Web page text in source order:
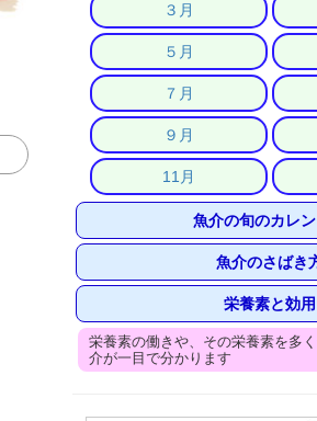
３月
５月
７月
９月
11月
魚介の旬のカレ
魚介のさばき
栄養素と効用
栄養素の働きや、その栄養素を多
介が一目で分かります